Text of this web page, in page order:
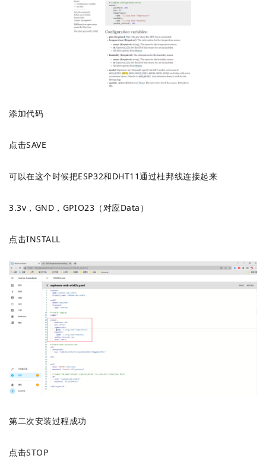
添加代码
点击SAVE
可以在这个时候把ESP32和DHT11通过杜邦线连接起来
3.3v，GND，GPIO23（对应Data）
点击INSTALL
第二次安装过程成功
点击STOP